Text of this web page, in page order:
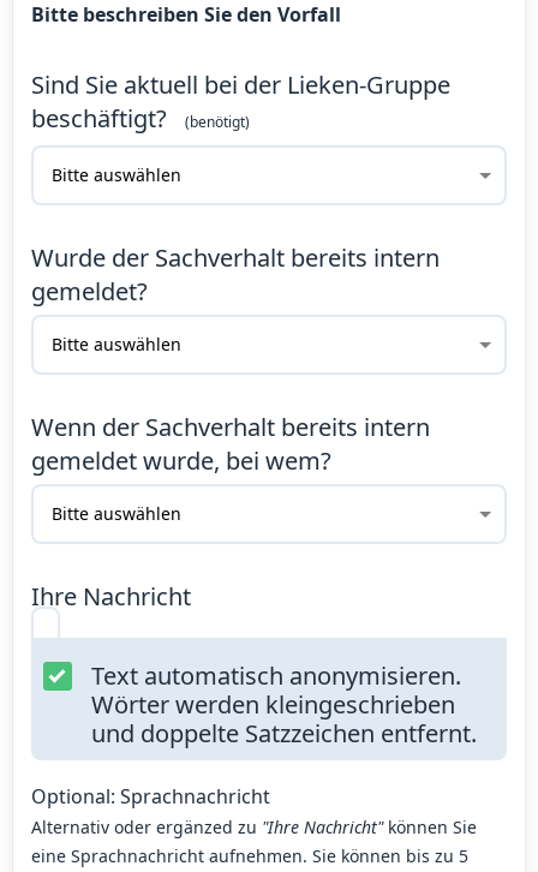
Bitte beschreiben Sie den Vorfall
Sind Sie aktuell bei der Lieken-Gruppe
beschäftigt?
Wurde der Sachverhalt bereits intern
gemeldet?
Wenn der Sachverhalt bereits intern
gemeldet wurde, bei wem?
Ihre Nachricht
Text automatisch anonymisieren.
Wörter werden kleingeschrieben
und doppelte Satzzeichen entfernt.
Optional: Sprachnachricht
Alternativ oder ergänzed zu "Ihre Nachricht"können Sie
eine Sprachnachricht aufnehmen. Sie können bis zu 5